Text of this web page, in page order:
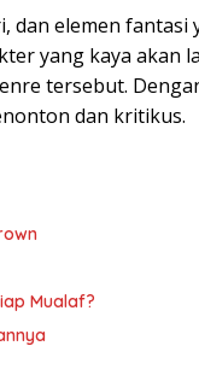
dan elemen fantasi
yang kaya akan
tersebut.
dan kritikus.
Mualaf?